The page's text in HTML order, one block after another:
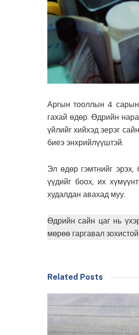
Аргын тооллын 4 сарын
гахай өдөр. Өдрийн
үйлийг хийхэд эерэг
биеэ энхрийлүүштэй.
Эл өдөр гэмтнийг эрэх,
үүдийг боох, их
худалдан авахад муу.
Өдрийн сайн цаг нь
мөрөө гаргавал
Related Posts